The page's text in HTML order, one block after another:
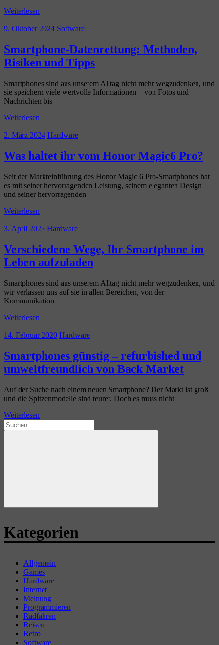
Weiterlesen
9. Oktober 2024 Software
Smartphone-Datenrettung: Methoden,
Risiken und Tipps
Smartphones sind aus unserem Alltag nicht mehr wegzudenken, und
sie speichern viele wertvolle Informationen – von Fotos und
Nachrichten bis
Weiterlesen
2. März 2024 Hardware
Was haltet ihr vom Honor Magic6 Pro?
Seit der Markteinführung des Honor Magic 6 Pro-Smartphones hat
es mit seiner hervorragenden Leistung, seinem eleganten Design
und seiner hervorragenden
Weiterlesen
3. April 2023 Hardware
Verschiedene Wege, Ihr Smartphone im
Leben aufzuladen
Smartphones sind aus unserem Alltag nicht mehr wegzudenken, und
wir verlassen uns auf sie in allen Bereichen, von der
Kommunikation
Weiterlesen
14. Februar 2020 Hardware
Smartphones günstig – refurbished und
umweltfreundlich von Back Market
Auf der Suche nach einem neuen Smartphone? Der Markt ist groß
und die Spitzenmodelle sind teurer. Doch es muss nicht
Weiterlesen
Suchen
nach:
Suchen
Kategorien
Allgemein
Games
Hardware
Internet
Meinung
Programmieren
Radfahren
Reisen
Retro
Software